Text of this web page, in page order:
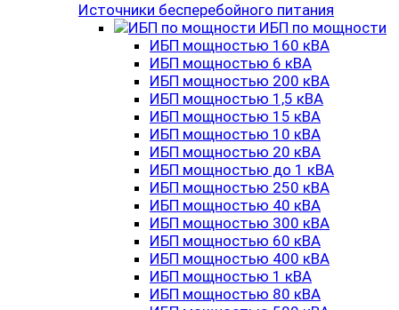
Источники бесперебойного питания
ИБП по мощности
ИБП мощностью 160 кВА
ИБП мощностью 6 кВА
ИБП мощностью 200 кВА
ИБП мощностью 1,5 кВА
ИБП мощностью 15 кВА
ИБП мощностью 10 кВА
ИБП мощностью 20 кВА
ИБП мощностью до 1 кВА
ИБП мощностью 250 кВА
ИБП мощностью 40 кВА
ИБП мощностью 300 кВА
ИБП мощностью 60 кВА
ИБП мощностью 400 кВА
ИБП мощностью 1 кВА
ИБП мощностью 80 кВА